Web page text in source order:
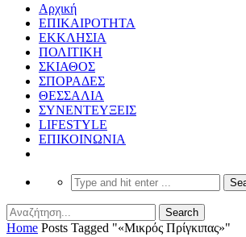
Αρχική
ΕΠΙΚΑΙΡΟΤΗΤΑ
ΕΚΚΛΗΣΙΑ
ΠΟΛΙΤΙΚΗ
ΣΚΙΑΘΟΣ
ΣΠΟΡΑΔΕΣ
ΘΕΣΣΑΛΙΑ
ΣΥΝΕΝΤΕΥΞΕΙΣ
LIFESTYLE
ΕΠΙΚΟΙΝΩΝΙΑ
Home Posts Tagged "«Μικρός Πρίγκιπας»"